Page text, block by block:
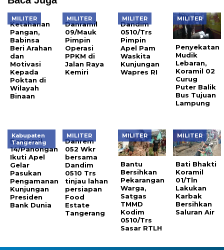
MILITER
Ketahanan
Pangan,
Babinsa
Beri Arahan
dan
Motivasi
Kepada
Poktan di
Wilayah
Binaan
MILITER
Danramil
09/Mauk
Pimpin
Operasi
PPKM di
Jalan Raya
Kemiri
MILITER
Dandim
0510/Trs
Pimpin
Apel Pam
Waskita
Kunjungan
Wapres RI
MILITER
Penyekatan
Mudik
Lebaran,
Koramil 02
Curug
Puter Balik
Bus Tujuan
Lampung
Kabupaten
Tangerang
Danramil
14/Panongan
Ikuti Apel
Gelar
Pasukan
Pengamanan
Kunjungan
Presiden
Bank Dunia
MILITER
Danrem
052 Wkr
bersama
Dandim
0510 Trs
tinjau lahan
persiapan
Food
Estate
Tangerang
MILITER
Bantu
Bersihkan
Pekarangan
Warga,
Satgas
TMMD
Kodim
0510/Trs
Sasar RTLH
MILITER
Bati Bhakti
Koramil
01/Tln
Lakukan
Karbak
Bersihkan
Saluran Air